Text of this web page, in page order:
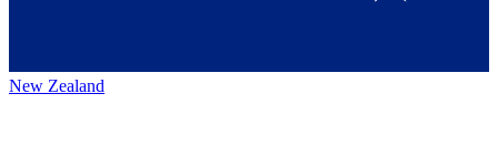
New Zealand